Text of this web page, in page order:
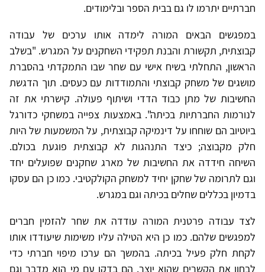
חברתיים יתרמו לו גם בבית הספר ובלימודים.
במפגשים הבאים המורה לימדה אותו ערכים של עבודה
קבוצתית, תקשורת והבנת תפקידי השחקנים על המגרש. "בשלב
הראשון, התחלתי בשיח אישי עם שחר שבו התמקדתי בהסברת
מושגים של משחק קבוצתי והתמודדות עם כעסים. תוך הדגשת
החשיבות של מתן כבוד הדדי ושיתוף פעולה. קישרתי את זה
לנורמות החברתיות בכיתה". באמצעות צפייה במשחקי כדורגל
ביוטיוב הם שוחחו על דינמיקה קבוצתית, על המשמעות של היות
חלק מקבוצה; כיצד התנהגות לא קבוצתית פוגעת בכולם.
השיחה חידדה את החשיבות של מארג שחקנים שפועלים יחד
וגם לתרומה של שחקן יחיד למשחק הקולקטיבי. כמו כן הם עסקו
בדמיון בכללים שחלים בכיתה וגם במגרש.
לצד עבודה פרטנית המורה עודדה את שחר להזמין חברים
למפגשים שלהם. כמו כן היא הטילה עליו משימות שיעודדו אותו
לקחת חלק פעיל בכיתה. בהמשך הם ערכו מיפוי חברתי כדי
לבחון את הקשרים שהוא יוצר. הם בדקו עם מי הוא מדבר וגם